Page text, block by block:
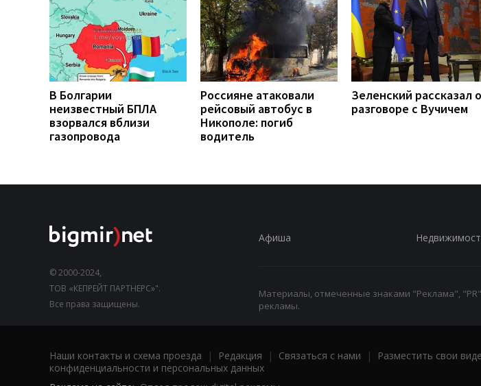
В Болгарии
неизвестный БПЛА
взорвался вблизи
газопровода
Россияне атаковали
рейсовый автобус в
Никополе: погиб
водитель
Зеленский рассказал о
разговоре с Вучичем
© 2000-2024,
ТОВ «КЕПРЕЙТ ПАРТНЕРС»".
Все права защищены.
Афиша
Материалы, отмеченные знаками "Реклама",
рекламы.
Наши контакты и схема проезда | Редакция | Связаться с нами | Разместить свои
конфиденциальности и персональных данных